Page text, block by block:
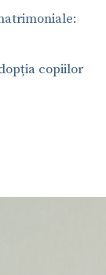
copiilor